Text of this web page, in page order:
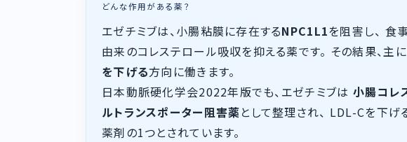
どんな作用がある薬？
エゼチミブは、小腸粘膜に存在するNPC1L1を阻害し、 食
由来のコレステロール吸収を抑える薬です。 その結果、主に
を下げる方向に働きます。
日本動脈硬化学会2022年版でも、エゼチミブは 小腸コレ
ルトランスポーター阻害薬として整理され、 LDL-Cを下げ
薬剤の1つとされています。